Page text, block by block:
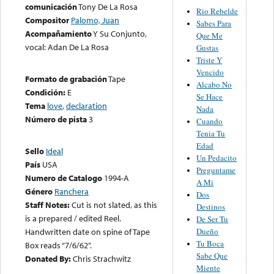
comunicaciónTony De La Rosa
Compositor Palomo, Juan
AcompañamientoY Su Conjunto,
vocal: Adan De La Rosa
Formato de grabaciónTape
Condición: E
Tema love,declaration
Número de pista3
Sello Ideal
País USA
Numero de Catalogo 1994-A
Género Ranchera
Staff Notes:Cut is not slated, as this
is a prepared / edited Reel.
Handwritten date on spine of Tape
Box reads “7/6/62”.
Donated By:Chris Strachwitz
Rio Rebelde
Sabes Para
Que Me
Gustas
Triste Y
Vencido
Alcabo No
Se Hace
Nada
Cuando
Tenia Tu
Edad
Un Pedacito
Preguntame
A Mi
Dos
Destinos
De Ser Tu
Dueño
Tu Boca
Sabe Que
Miente